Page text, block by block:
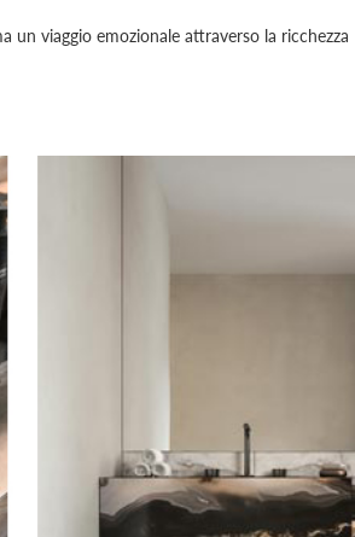
un viaggio emozionale attraverso la ricchezza